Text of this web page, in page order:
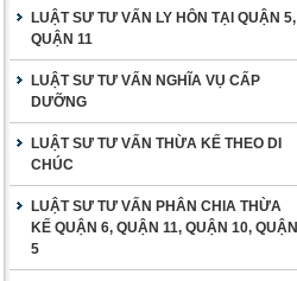
LUẬT SƯ TƯ VẤN LY HÔN TẠI QUẬN 5,
QUẬN 11
LUẬT SƯ TƯ VẤN NGHĨA VỤ CẤP
DƯỠNG
LUẬT SƯ TƯ VẤN THỪA KẾ THEO DI
CHÚC
LUẬT SƯ TƯ VẤN PHÂN CHIA THỪA
KẾ QUẬN 6, QUẬN 11, QUẬN 10, QUẬN
5